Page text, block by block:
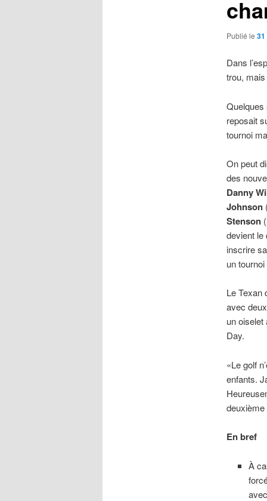
Publié le 31
Dans
trou, mais
Quelques
reposait
tournoi
On peut
des
Danny
Johnson
Stenson
devient le
inscrire
un
Le Texan
avec deux
un oiselet
Day.
«Le golf
enfants.
deuxième
En bref
À